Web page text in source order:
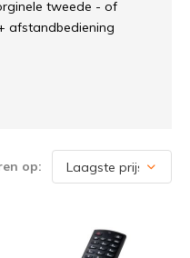
tweede - of
afstandbediening
op: